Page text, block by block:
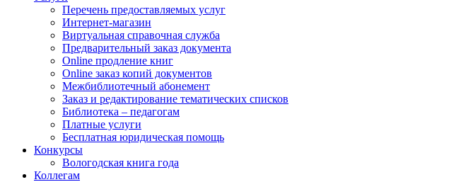
Перечень предоставляемых услуг
Интернет-магазин
Виртуальная справочная служба
Предварительный заказ документа
Online продление книг
Online заказ копий документов
Межбиблиотечный абонемент
Заказ и редактирование тематических списков
Библиотека – педагогам
Платные услуги
Бесплатная юридическая помощь
Конкурсы
Вологодская книга года
Коллегам